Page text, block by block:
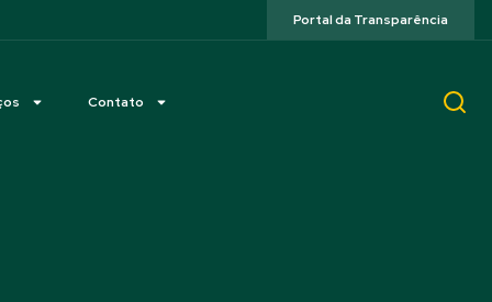
Portal da Transparência
Contato